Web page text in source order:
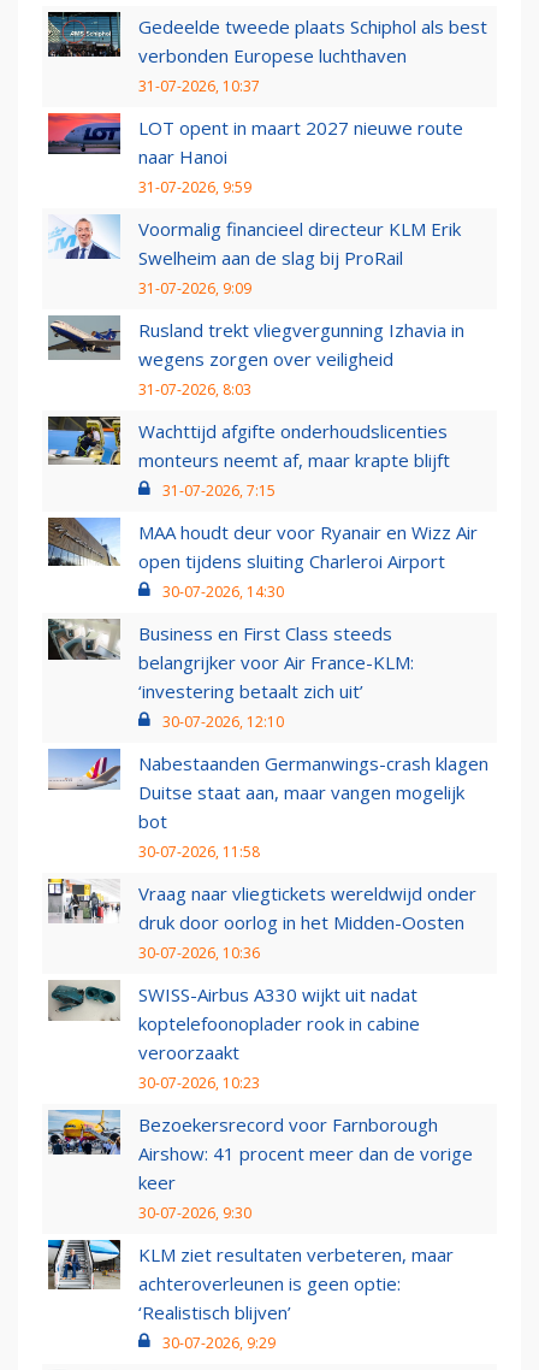
Gedeelde tweede plaats Schiphol als best
verbonden Europese luchthaven
31-07-2026, 10:37
LOT opent in maart 2027 nieuwe route
naar Hanoi
31-07-2026, 9:59
Voormalig financieel directeur KLM Erik
Swelheim aan de slag bij ProRail
31-07-2026, 9:09
Rusland trekt vliegvergunning Izhavia in
wegens zorgen over veiligheid
31-07-2026, 8:03
Wachttijd afgifte onderhoudslicenties
monteurs neemt af, maar krapte blijft
31-07-2026, 7:15
MAA houdt deur voor Ryanair en Wizz Air
open tijdens sluiting Charleroi Airport
30-07-2026, 14:30
Business en First Class steeds
belangrijker voor Air France-KLM:
‘investering betaalt zich uit’
30-07-2026, 12:10
Nabestaanden Germanwings-crash klagen
Duitse staat aan, maar vangen mogelijk
bot
30-07-2026, 11:58
Vraag naar vliegtickets wereldwijd onder
druk door oorlog in het Midden-Oosten
30-07-2026, 10:36
SWISS-Airbus A330 wijkt uit nadat
koptelefoonoplader rook in cabine
veroorzaakt
30-07-2026, 10:23
Bezoekersrecord voor Farnborough
Airshow: 41 procent meer dan de vorige
keer
30-07-2026, 9:30
KLM ziet resultaten verbeteren, maar
achteroverleunen is geen optie:
‘Realistisch blijven’
30-07-2026, 9:29